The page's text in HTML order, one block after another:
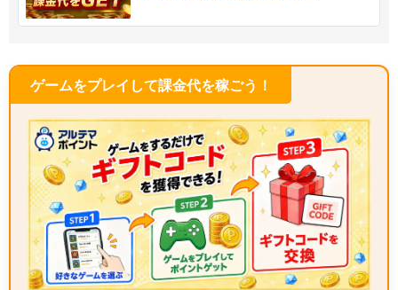
ゲームをプレイして課金代を稼ごう！